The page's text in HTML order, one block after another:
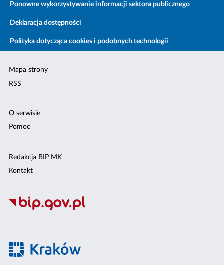
Ponowne wykorzystywanie informacji sektora publicznego
Deklaracja dostępności
Polityka dotycząca cookies i podobnych technologii
Mapa strony
RSS
O serwisie
Pomoc
Redakcja BIP MK
Kontakt